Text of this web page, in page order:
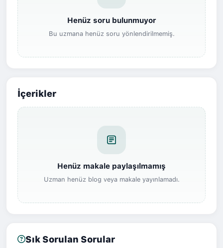
Henüz soru bulunmuyor
Bu uzmana henüz soru yönlendirilmemiş.
İçerikler
Henüz makale paylaşılmamış
Uzman henüz blog veya makale yayınlamadı.
Sık Sorulan Sorular